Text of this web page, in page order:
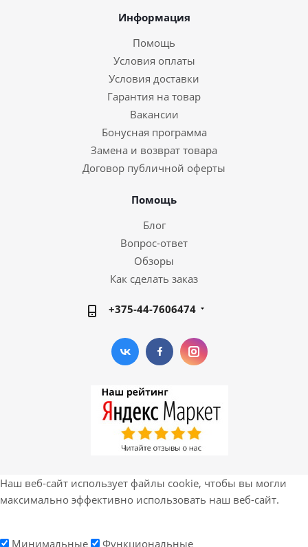
Информация
Помощь
Условия оплаты
Условия доставки
Гарантия на товар
Вакансии
Бонусная программа
Замена и возврат товара
Договор публичной оферты
Помощь
Блог
Вопрос-ответ
Обзоры
Как сделать заказ
+375-44-7606474
Наш веб-сайт использует файлы cookie, чтобы вы могли
максимально эффективно использовать наш веб-сайт.
Минимальные Функциональные